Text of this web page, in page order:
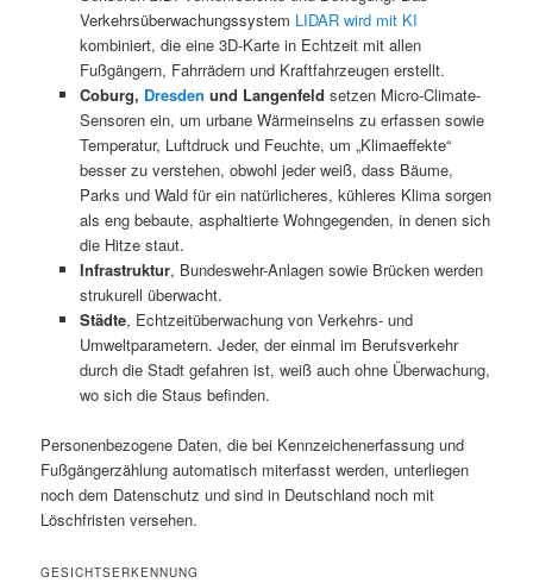
Verkehrsüberwachungssystem LIDAR wird mit KI
kombiniert, die eine 3D-Karte in Echtzeit mit allen
Fußgängern, Fahrrädern und Kraftfahrzeugen erstellt.
Coburg, Dresden und Langenfeld setzen Micro-Climate-
Sensoren ein, um urbane Wärmeinselns zu erfassen sowie
Temperatur, Luftdruck und Feuchte, um „Klimaeffekte“
besser zu verstehen, obwohl jeder weiß, dass Bäume,
Parks und Wald für ein natürlicheres, kühleres Klima sorgen
als eng bebaute, asphaltierte Wohngegenden, in denen sich
die Hitze staut.
Infrastruktur, Bundeswehr-Anlagen sowie Brücken werden
strukurell überwacht.
Städte, Echtzeitüberwachung von Verkehrs- und
Umweltparametern. Jeder, der einmal im Berufsverkehr
durch die Stadt gefahren ist, weiß auch ohne Überwachung,
wo sich die Staus befinden.
Personenbezogene Daten, die bei Kennzeichenerfassung und
Fußgängerzählung automatisch miterfasst werden, unterliegen
noch dem Datenschutz und sind in Deutschland noch mit
Löschfristen versehen.
GESICHTSERKENNUNG